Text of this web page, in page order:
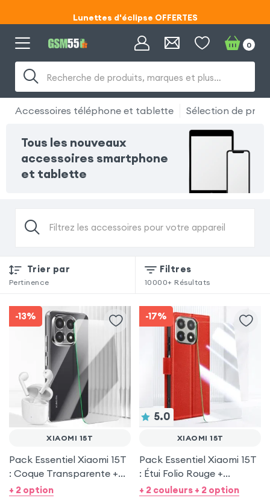
Code ECLIPSE55
Code ECLIPSE55
Recherche de produits, marques et plus…
0
Accessoires téléphone et tablette Sélection de
Tous les nouveaux
accessoires smartphone
et tablette
Filtrez les accessoires pour votre appareil
Trier par
Pertinence
Filtres
10000+ Résultats
-13%
XIAOMI 15T
Pack Essentiel Xiaomi 15T
: Coque Transparente +
Protection écran +
+ 2 option
-17%
5.0
XIAOMI 15T
Pack Essentiel Xiaomi 15T
: Étui Folio Rouge +
Protection écran
+ 2 couleurs + 2 option